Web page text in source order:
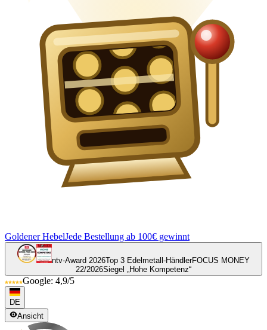
Goldener HebelJede Bestellung ab 100€ gewinnt
ntv-Award 2026Top 3 Edelmetall-HändlerFOCUS MONEY
22/2026Siegel „Hohe Kompetenz“
Google: 4,9/5
DE
Ansicht